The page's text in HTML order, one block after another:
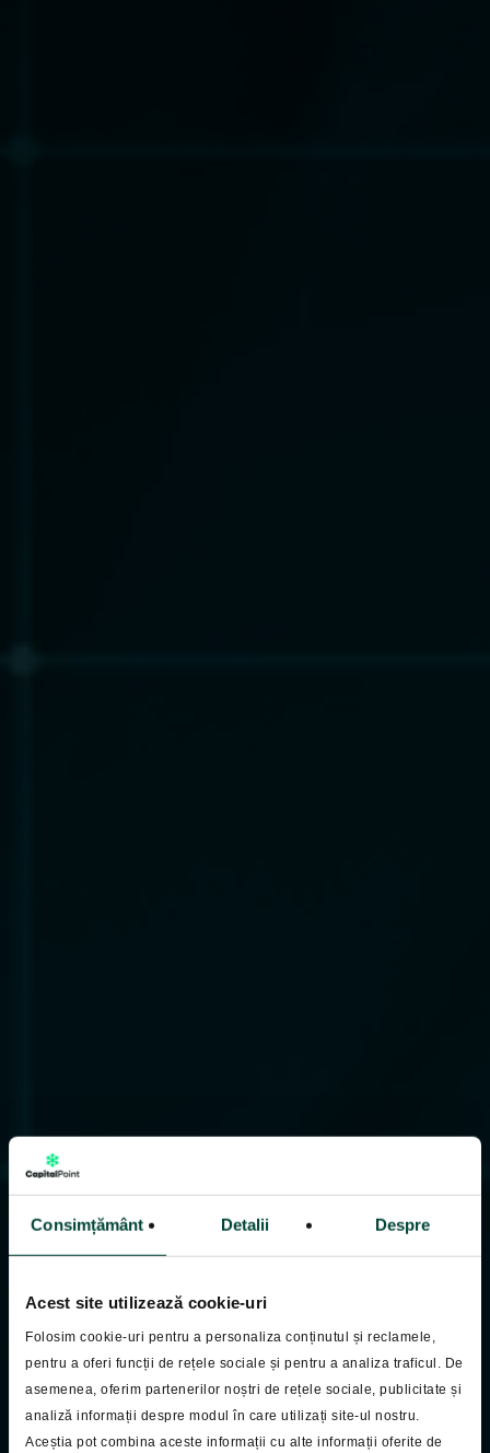
Consimțământ Detalii Despre
Acest site utilizează cookie-uri
Folosim cookie-uri pentru a personaliza conținutul și reclamele,
pentru a oferi funcții de rețele sociale și pentru a analiza traficul. De
asemenea, oferim partenerilor noștri de rețele sociale, publicitate și
analiză informații despre modul în care utilizați site-ul nostru.
Aceștia pot combina aceste informații cu alte informații oferite de
Pastila Financiara